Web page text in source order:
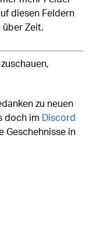
diesen Feldern
Zeit.
zu neuen
doch im Discord
Geschehnisse in